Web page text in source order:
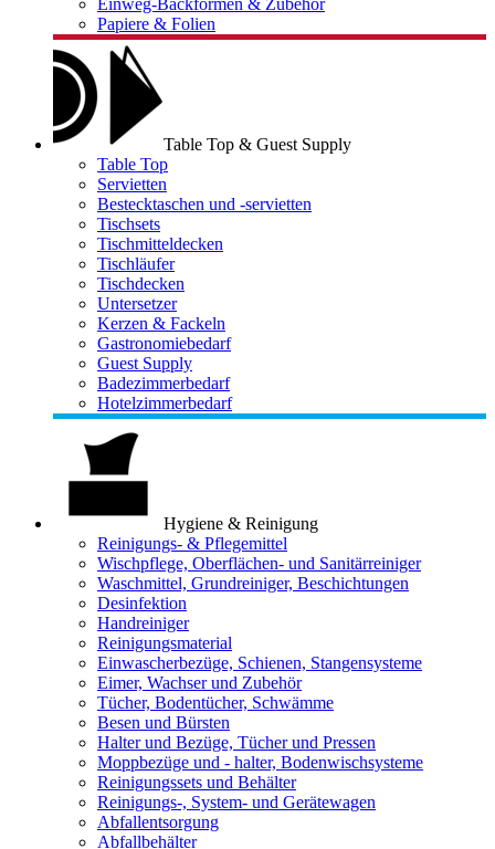
Einweg-Backformen & Zubehör
Papiere & Folien
Table Top & Guest Supply
Table Top
Servietten
Bestecktaschen und -servietten
Tischsets
Tischmitteldecken
Tischläufer
Tischdecken
Untersetzer
Kerzen & Fackeln
Gastronomiebedarf
Guest Supply
Badezimmerbedarf
Hotelzimmerbedarf
Hygiene & Reinigung
Reinigungs- & Pflegemittel
Wischpflege, Oberflächen- und Sanitärreiniger
Waschmittel, Grundreiniger, Beschichtungen
Desinfektion
Handreiniger
Reinigungsmaterial
Einwascherbezüge, Schienen, Stangensysteme
Eimer, Wachser und Zubehör
Tücher, Bodentücher, Schwämme
Besen und Bürsten
Halter und Bezüge, Tücher und Pressen
Moppbezüge und - halter, Bodenwischsysteme
Reinigungssets und Behälter
Reinigungs-, System- und Gerätewagen
Abfallentsorgung
Abfallbehälter